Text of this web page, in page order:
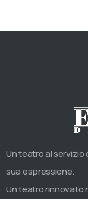
Un teatro al servizio
sua espressione.
Un teatro rinnovato